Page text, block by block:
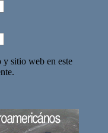
sitio web en este